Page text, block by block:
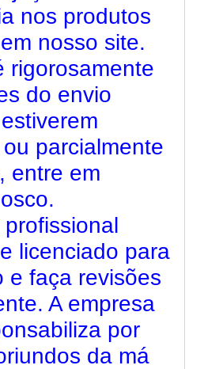
nos produtos
nosso site.
rigorosamente
do envio
parcialmente
entre em
licenciado para
e faça revisões
A empresa
por
da má